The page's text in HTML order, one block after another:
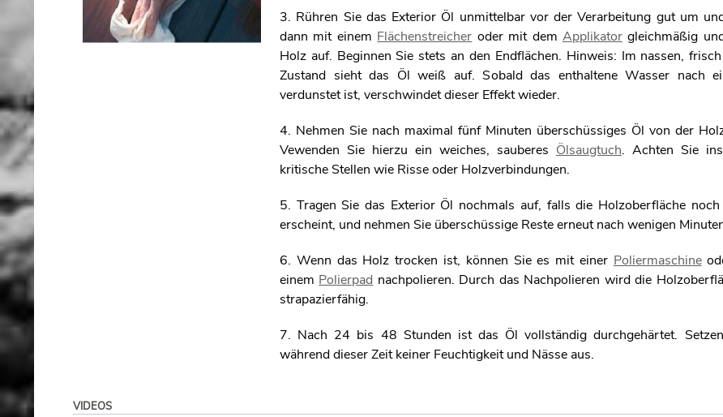
3. Rühren Sie das Exterior Öl unmittelbar vor der Verarbeitung gut um
dann mit einem Flächenstreicher oder mit dem Applikatorgleichmäßig
Holz auf. Beginnen Sie stets an den Endflächen. Hinweis: Im nassen,
Zustand sieht das Öl weiß auf. Sobald das enthaltene Wasser nach
verdunstet ist, verschwindet dieser Effekt wieder.
4. Nehmen Sie nach maximal fünf Minuten überschüssiges Öl von der
Vewenden Sie hierzu ein weiches, sauberes Ölsaugtuch. Achten Sie
kritische Stellen wie Risse oder Holzverbindungen.
5. Tragen Sie das Exterior Öl nochmals auf, falls die Holzoberfläche
erscheint, und nehmen Sie überschüssige Reste erneut nach wenigen
6. Wenn das Holz trocken ist, können Sie es mit einer Poliermaschine
einem Polierpad nachpolieren. Durch das Nachpolieren wird die
strapazierfähig.
7. Nach 24 bis 48 Stunden ist das Öl vollständig durchgehärtet.
während dieser Zeit keiner Feuchtigkeit und Nässe aus.
VIDEOS